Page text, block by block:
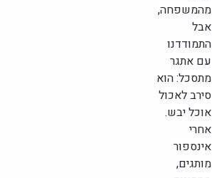
מהמשפחה,
אבל
התמודדנו
עם אתגר
מתסכל: הוא
סירב לאכול
אוכל יבש.
אחרי
אינספור
מותגים,